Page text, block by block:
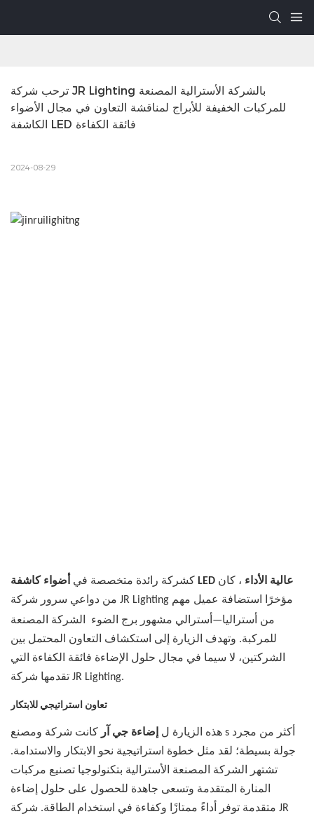
ترحب شركة JR Lighting بالشركة الأسترالية المصنعة
للمركبات الخفيفة للأبراج لمناقشة التعاون في مجال الأضواء
الكاشفة LED فائقة الكفاءة
2024-08-29
كشركة رائدة متخصصة في أضواء كاشفة LED عالية الأداء ، كان
من دواعي سرور شركة JR Lighting مؤخرًا استضافة عميل مهم
من أستراليا—أسترالي مشهور برج الضوء
الشركة المصنعة
للمركبة. وتهدف الزيارة إلى استكشاف التعاون المحتمل بين
الشركتين، لا سيما في مجال حلول الإضاءة فائقة الكفاءة التي
تقدمها شركة JR Lighting.
تعاون استراتيجي للابتكار
هذه الزيارة ل إضاءة جي آر كانت شركة ومصنع s أكثر من مجرد
جولة بسيطة؛ لقد مثل خطوة استراتيجية نحو الابتكار والاستدامة.
تشتهر الشركة المصنعة الأسترالية بتكنولوجيا تصنيع مركبات
المنارة المتقدمة وتسعى جاهدة للحصول على حلول إضاءة
متقدمة توفر أداءً ممتازًا وكفاءة في استخدام الطاقة. شركة JR